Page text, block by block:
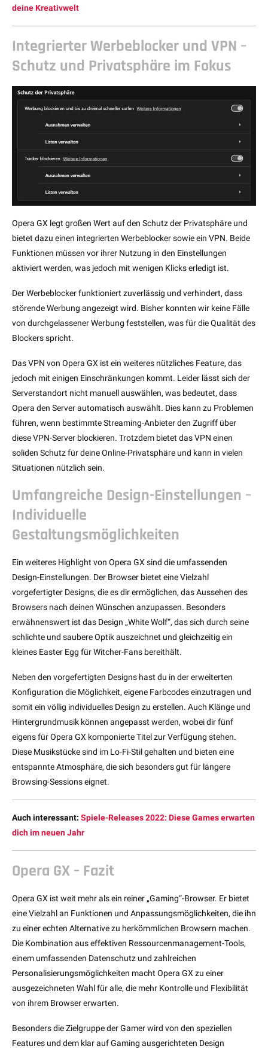
deine Kreativwelt
Integrierter Werbeblocker und VPN –
Schutz und Privatsphäre im Fokus
Opera GX legt großen Wert auf den Schutz der Privatsphäre und
bietet dazu einen integrierten Werbeblocker sowie ein VPN. Beide
Funktionen müssen vor ihrer Nutzung in den Einstellungen
aktiviert werden, was jedoch mit wenigen Klicks erledigt ist.
Der Werbeblocker funktioniert zuverlässig und verhindert, dass
störende Werbung angezeigt wird. Bisher konnten wir keine Fälle
von durchgelassener Werbung feststellen, was für die Qualität des
Blockers spricht.
Das VPN von Opera GX ist ein weiteres nützliches Feature, das
jedoch mit einigen Einschränkungen kommt. Leider lässt sich der
Serverstandort nicht manuell auswählen, was bedeutet, dass
Opera den Server automatisch auswählt. Dies kann zu Problemen
führen, wenn bestimmte Streaming-Anbieter den Zugriff über
diese VPN-Server blockieren. Trotzdem bietet das VPN einen
soliden Schutz für deine Online-Privatsphäre und kann in vielen
Situationen nützlich sein.
Umfangreiche Design-Einstellungen –
Individuelle
Gestaltungsmöglichkeiten
Ein weiteres Highlight von Opera GX sind die umfassenden
Design-Einstellungen. Der Browser bietet eine Vielzahl
vorgefertigter Designs, die es dir ermöglichen, das Aussehen des
Browsers nach deinen Wünschen anzupassen. Besonders
erwähnenswert ist das Design „White Wolf“, das sich durch seine
schlichte und saubere Optik auszeichnet und gleichzeitig ein
kleines Easter Egg für Witcher-Fans bereithält.
Neben den vorgefertigten Designs hast du in der erweiterten
Konfiguration die Möglichkeit, eigene Farbcodes einzutragen und
somit ein völlig individuelles Design zu erstellen. Auch Klänge und
Hintergrundmusik können angepasst werden, wobei dir fünf
eigens für Opera GX komponierte Titel zur Verfügung stehen.
Diese Musikstücke sind im Lo-Fi-Stil gehalten und bieten eine
entspannte Atmosphäre, die sich besonders gut für längere
Browsing-Sessions eignet.
Auch interessant: Spiele-Releases 2022: Diese Games erwarten
dich im neuen Jahr
Opera GX – Fazit
Opera GX ist weit mehr als ein reiner „Gaming“-Browser. Er bietet
eine Vielzahl an Funktionen und Anpassungsmöglichkeiten, die ihn
zu einer echten Alternative zu herkömmlichen Browsern machen.
Die Kombination aus effektiven Ressourcenmanagement-Tools,
einem umfassenden Datenschutz und zahlreichen
Personalisierungsmöglichkeiten macht Opera GX zu einer
ausgezeichneten Wahl für alle, die mehr Kontrolle und Flexibilität
von ihrem Browser erwarten.
Besonders die Zielgruppe der Gamer wird von den speziellen
Features und dem klar auf Gaming ausgerichteten Design